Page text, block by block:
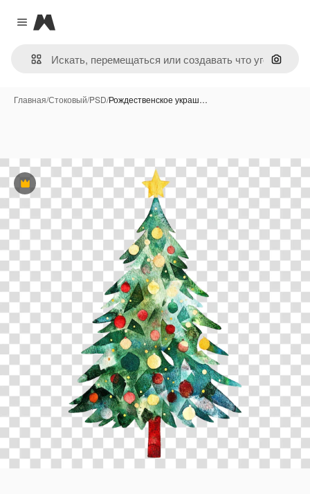
Close menu
Magnific
Поиск
Главная/Стоковый/PSD/Рождественское украш…
Премиум